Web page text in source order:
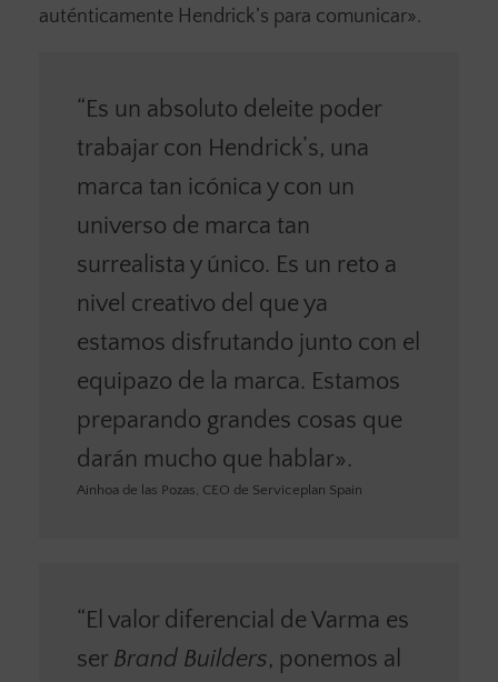
auténticamente Hendrick’s para comunicar».
“Es un absoluto deleite poder
trabajar con Hendrick’s, una
marca tan icónica y con un
universo de marca tan
surrealista y único. Es un reto a
nivel creativo del que ya
estamos disfrutando junto con el
equipazo de la marca. Estamos
preparando grandes cosas que
darán mucho que hablar».
Ainhoa de las Pozas, CEO de Serviceplan Spain
“El valor diferencial de Varma es
ser Brand Builders, ponemos al